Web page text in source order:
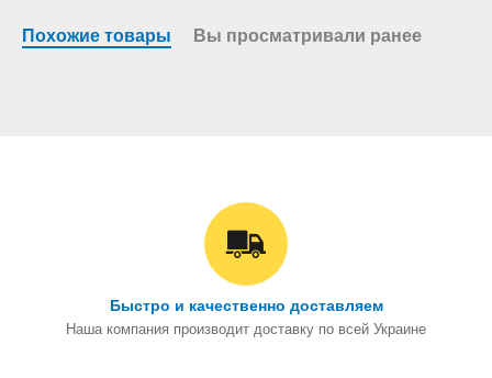
Похожие товары Вы просматривали ранее
Быстро и качественно доставляем
Наша компания производит доставку по всей Украине